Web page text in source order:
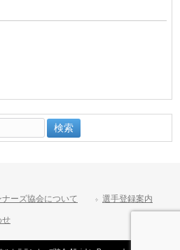
ーズ協会について 選手登録案内
せ